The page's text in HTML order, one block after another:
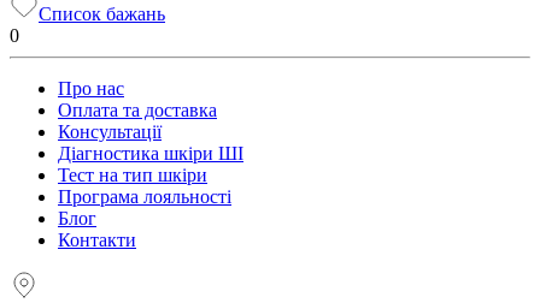
Список бажань
0
Про нас
Оплата та доставка
Консультації
Діагностика шкіри ШІ
Тест на тип шкіри
Програма лояльності
Блог
Контакти